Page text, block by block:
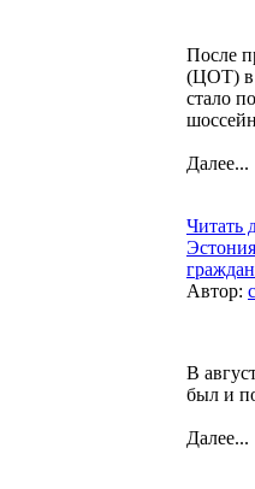
После
(ЦОТ) в
стало
Далее...
Читать
Эстония
Автор:
В
был и
Далее...